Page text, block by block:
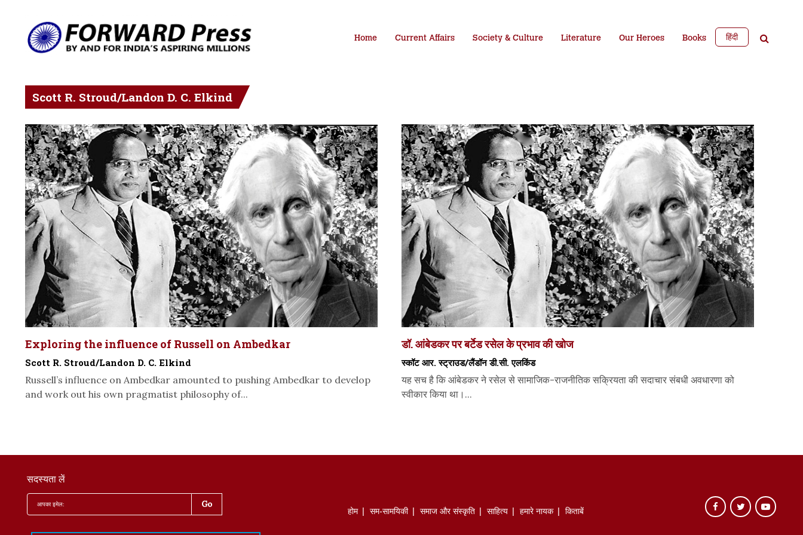
Home Current Affairs Society & Culture Literature Our Heroes Books हिंदी
Scott R. Stroud/Landon D. C. Elkind
Exploring the influence of Russell on Ambedkar
Scott R. Stroud/Landon D. C. Elkind
Russell’s influence on Ambedkar amounted to pushing Ambedkar to develop
and work out his own pragmatist philosophy of...
डॉ. आंबेडकर पर बर्टेड रसेल के प्रभाव की खोज
स्कॉट आर. स्ट्राउड/लैंडॉन डी.सी. एलकिंड
यह सच है कि आंबेडकर ने रसेल से सामाजिक-राजनीतिक सक्रियता की सदाचार संबधी अवधारणा को
स्वीकार किया था।...
सदस्यता लें
होम सम-सामयिकी समाज और संस्कृति साहित्‍य हमारे नायक किताबें